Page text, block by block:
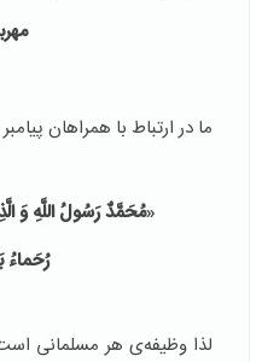
ما در ارتباط با همراهان
«مُحَمَّدٌ رَسُولُ اللَّهِ وَ
رُحَماءُ
لذا وظیفه‌ی هر مسلمانی